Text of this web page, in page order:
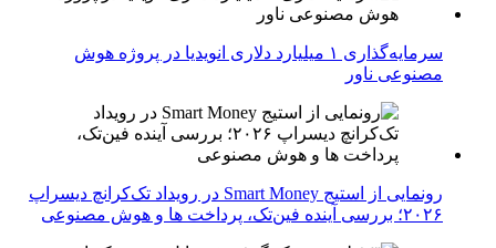
سرمایه‌گذاری ۱ میلیارد دلاری انویدیا در پروژه هوش
مصنوعی ناور
رونمایی از استیج Smart Money در رویداد تک‌کرانچ دیسراپ
۲۰۲۶؛ بررسی آینده فین‌تک، پرداخت‌ ها و هوش مصنوعی